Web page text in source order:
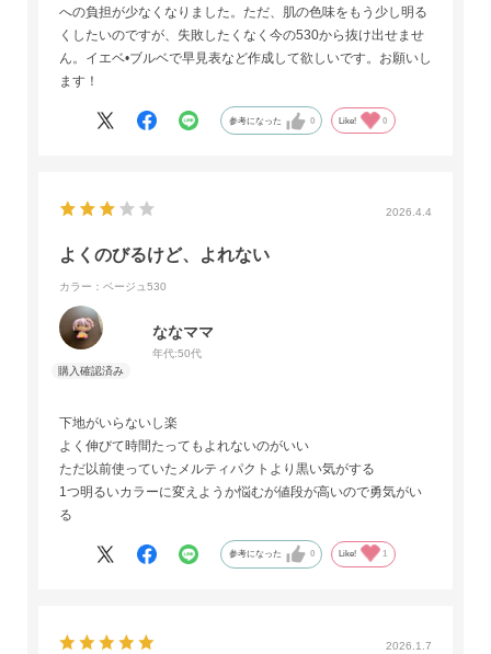
への負担が少なくなりました。ただ、肌の色味をもう少し明る
くしたいのですが、失敗したくなく今の530から抜け出せませ
ん。イエベ•ブルベで早見表など作成して欲しいです。お願いし
ます！
参考になった 0 Like! 0
2026.4.4
よくのびるけど、よれない
カラー：ベージュ530
ななママ
年代:50代
下地がいらないし楽
よく伸びて時間たってもよれないのがいい
ただ以前使っていたメルティパクトより黒い気がする
1つ明るいカラーに変えようか悩むが値段が高いので勇気がい
る
参考になった 0 Like! 1
2026.1.7